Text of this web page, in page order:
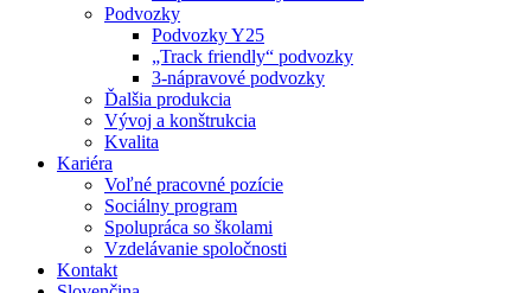
Podvozky
Podvozky Y25
„Track friendly“ podvozky
3-nápravové podvozky
Ďalšia produkcia
Vývoj a konštrukcia
Kvalita
Kariéra
Voľné pracovné pozície
Sociálny program
Spolupráca so školami
Vzdelávanie spoločnosti
Kontakt